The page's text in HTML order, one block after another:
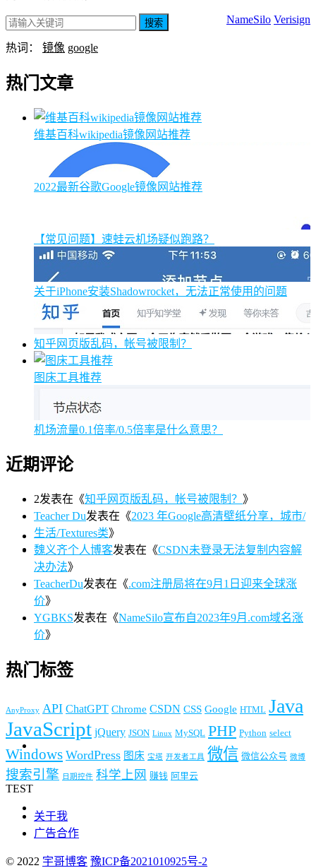
NameSilo Verisign
搜索
热词： 镜像 google
热门文章
维基百科wikipedia镜像网站推荐
2022最新谷歌Google镜像网站推荐
【常见问题】速蛙云机场疑似跑路？
关于iPhone安装Shadowrocket，无法正常使用的问题
知乎网页版乱码，帐号被限制？
图床工具推荐
机场流量0.1倍率/0.5倍率是什么意思？
近期评论
2发表在《知乎网页版乱码，帐号被限制？ 》
Teacher Du发表在《2023 年Google高清壁纸分享，城市/
生活/Textures类》
魏义齐个人博客发表在《CSDN未登录无法复制内容解
决办法》
TeacherDu发表在《.com注册局将在9月1日迎来全球涨
价》
YGBKS发表在《NameSilo宣布自2023年9月.com域名涨
价》
热门标签
AnyProxy API ChatGPT Chrome CSDN CSS Google HTML Java
JavaScript jQuery JSON Linux MySQL PHP Python select
Windows WordPress 图床 宝塔 开发者工具 微信 微信公众号 微博
搜索引擎 日期控件 科学上网 赚钱 阿里云
TEST
关于我
广告合作
© 2022 宇哥博客 豫ICP备2021010925号-2